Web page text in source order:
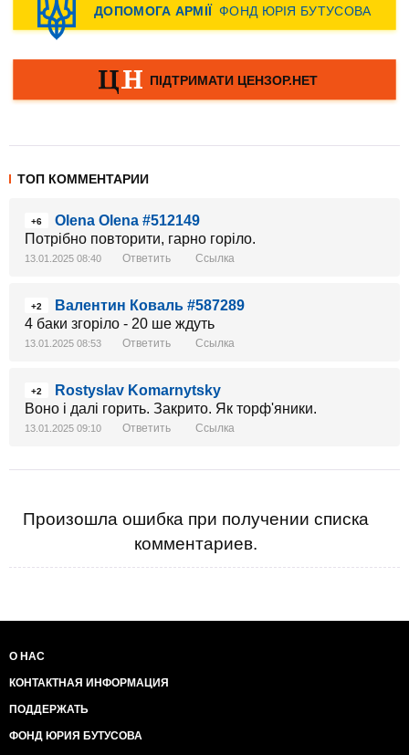
ТОП КОММЕНТАРИИ
+6
Olena Olena #512149
Потрібно повторити, гарно горіло.
13.01.2025 08:40 Ответить Ссылка
+2
Валентин Коваль #587289
4 баки згоріло - 20 ше ждуть
13.01.2025 08:53 Ответить Ссылка
+2
Rostyslav Komarnytsky
Воно і далі горить. Закрито. Як торф'яники.
13.01.2025 09:10 Ответить Ссылка
Произошла ошибка при получении списка
комментариев.
О НАС
КОНТАКТНАЯ ИНФОРМАЦИЯ
ПОДДЕРЖАТЬ
ФОНД ЮРИЯ БУТУСОВА